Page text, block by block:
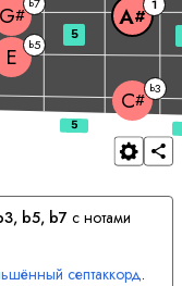
C#
b3
E b5
G# A# 1
5
b5, b7с нотами
септаккорд.